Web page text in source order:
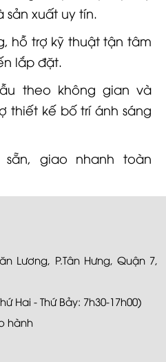
xuất uy tín.
hỗ trợ kỹ thuật tận tâm
lắp đặt.
theo không gian và
thiết kế bố trí ánh sáng
giao nhanh toàn
Lương, P.Tân Hưng, Quận 7,
Hai - Thứ Bảy: 7h30-17h00)
hành